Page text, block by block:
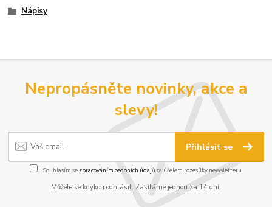
Nápisy
Nepropásněte novinky, akce a
slevy!
Přihlásit se
Souhlasím se zpracováním osobních údajůza účelem rozesílky newsletteru.
Můžete se kdykoli odhlásit. Zasíláme jednou za 14 dní.